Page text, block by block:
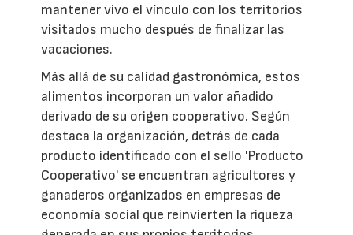
mantener vivo el vínculo con los territorios
visitados mucho después de finalizar las
vacaciones.
Más allá de su calidad gastronómica, estos
alimentos incorporan un valor añadido
derivado de su origen cooperativo. Según
destaca la organización, detrás de cada
producto identificado con el sello 'Producto
Cooperativo' se encuentran agricultores y
ganaderos organizados en empresas de
economía social que reinvierten la riqueza